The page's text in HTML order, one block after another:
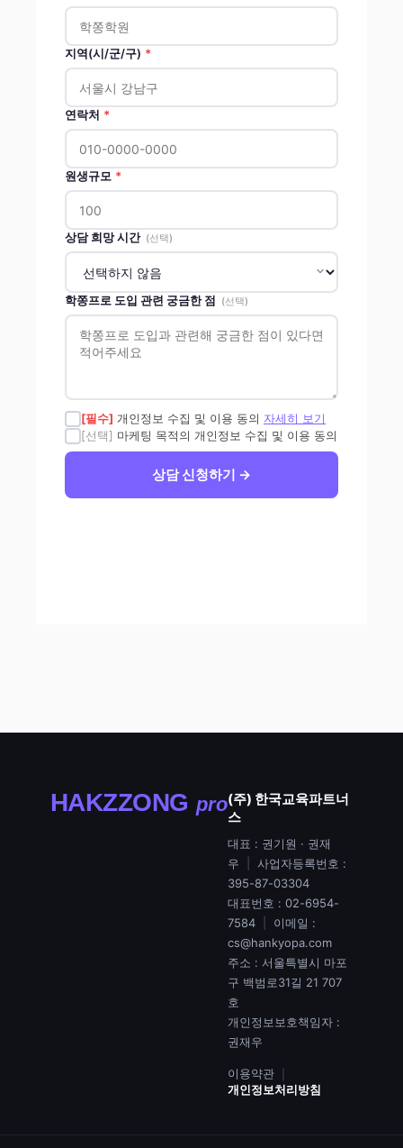
지역(시/군/구) *
연락처 *
원생규모 *
상담 희망 시간 (선택)
학쫑프로 도입 관련 궁금한 점 (선택)
[필수] 개인정보 수집 및 이용 동의 자세히 보기
[선택] 마케팅 목적의 개인정보 수집 및 이용 동의
상담 신청하기 →
HAKZZONG pro(주) 한국교육파트너
스
대표 : 권기원 · 권재
우
사업자등록번호 :
395-87-03304
대표번호 : 02-6954-
7584
이메일 :
cs@hankyopa.com
주소 : 서울특별시 마포
구 백범로31길 21 707
호
개인정보보호책임자 :
권재우
이용약관
개인정보처리방침